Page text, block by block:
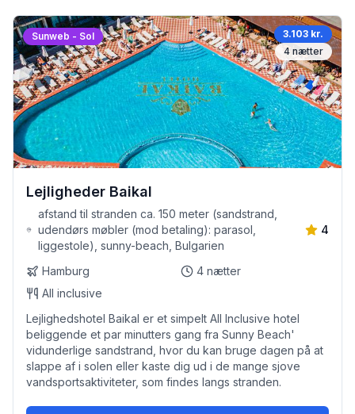
Sunweb - Sol
3.103 kr.
4 nætter
Lejligheder Baikal
afstand til stranden ca. 150 meter (sandstrand,
udendørs møbler (mod betaling): parasol,
liggestole), sunny-beach, Bulgarien
4
Hamburg 4 nætter
All inclusive
Lejlighedshotel Baikal er et simpelt All Inclusive hotel
beliggende et par minutters gang fra Sunny Beach'
vidunderlige sandstrand, hvor du kan bruge dagen på at
slappe af i solen eller kaste dig ud i de mange sjove
vandsportsaktiviteter, som findes langs stranden.